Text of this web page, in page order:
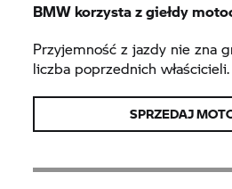
BMW korzysta z giełdy
Przyjemność z jazdy nie zna
liczba poprzednich właścicieli.
SPRZEDAJ